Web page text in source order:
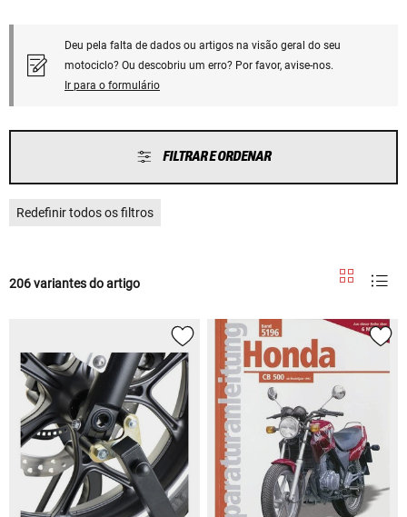
Deu pela falta de dados ou artigos na visão geral do seu
motociclo? Ou descobriu um erro? Por favor, avise-nos.
Ir para o formulário
FILTRAR E ORDENAR
Redefinir todos os filtros
206 variantes do artigo